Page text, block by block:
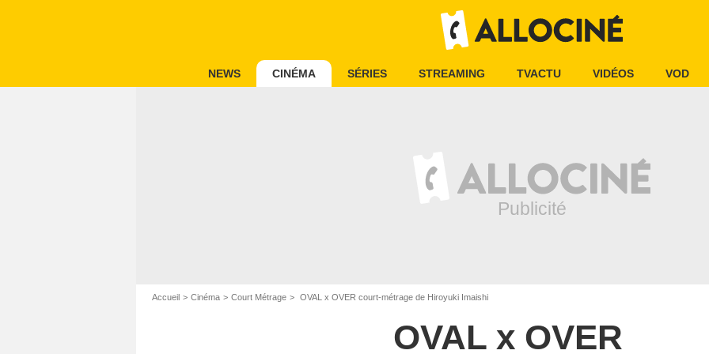
NEWS CINÉMA SÉRIES STREAMING TVACTU VIDÉOS VOD
Accueil Cinéma Court Métrage OVAL x OVER court-métrage de Hiroyuki Imaishi
OVAL x OVER